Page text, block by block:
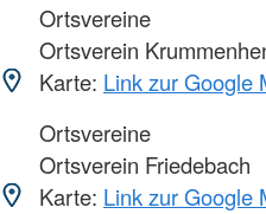
Ortsvereine
Ortsverein
Karte: Link zur Google
Ortsvereine
Ortsverein Friedebach
Karte: Link zur Google